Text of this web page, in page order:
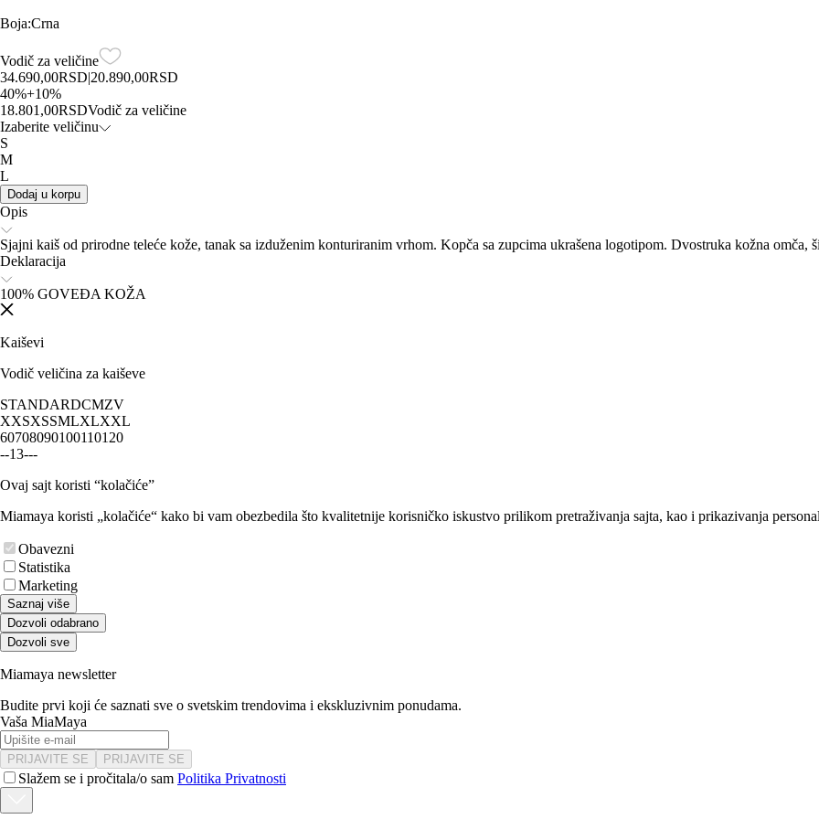
Boja:Crna
Vodič za veličine
34.690,00RSD|20.890,00RSD
40%+10%
18.801,00RSDVodič za veličine
Izaberite veličinu
S
M
L
Dodaj u korpu
Opis
Sjajni kaiš od prirodne teleće kože, tanak sa izduženim konturiranim vrhom. Kopča sa zupcima ukrašena logotipom. Dvostruka kožna omča,
Deklaracija
100% GOVEĐA KOŽA
Kaiševi
Vodič veličina za kaiševe
STANDARDCMZV
XXSXSSMLXLXXL
60708090100110120
--13---
Ovaj sajt koristi “kolačiće”
Miamaya koristi „kolačiće“ kako bi vam obezbedila što kvalitetnije korisničko iskustvo prilikom pretraživanja sajta, kao i prikazivanja
Obavezni
Statistika
Marketing
Saznaj više
Dozvoli odabrano
Dozvoli sve
Miamaya newsletter
Budite prvi koji će saznati sve o svetskim trendovima i ekskluzivnim ponudama.
Vaša MiaMaya
PRIJAVITE SE PRIJAVITE SE
Slažem se i pročitala/o sam Politika Privatnosti